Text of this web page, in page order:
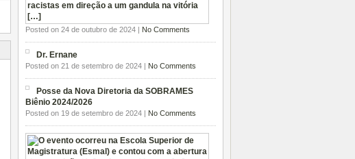
Posted on 24 de outubro de 2024 | No Comments
Dr. Ernane
Posted on 21 de setembro de 2024 | No Comments
Posse da Nova Diretoria da SOBRAMES
Biênio 2024/2026
Posted on 19 de setembro de 2024 | No Comments